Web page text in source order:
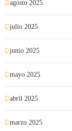
agosto 2025
julio 2025
junio 2025
mayo 2025
abril 2025
marzo 2025